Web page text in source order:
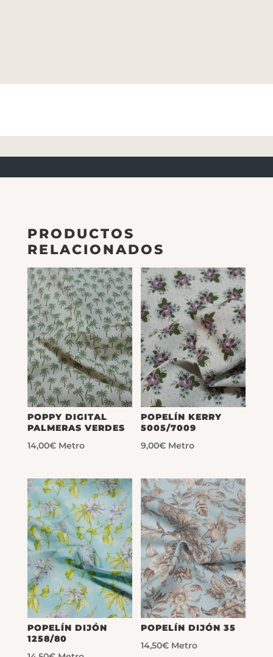
PRODUCTOS
RELACIONADOS
POPPY DIGITAL
PALMERAS VERDES
14,00€ Metro
POPELÍN KERRY
5005/7009
9,00€ Metro
POPELÍN DIJÓN
1258/80
POPELÍN DIJÓN 35
14,50€ Metro